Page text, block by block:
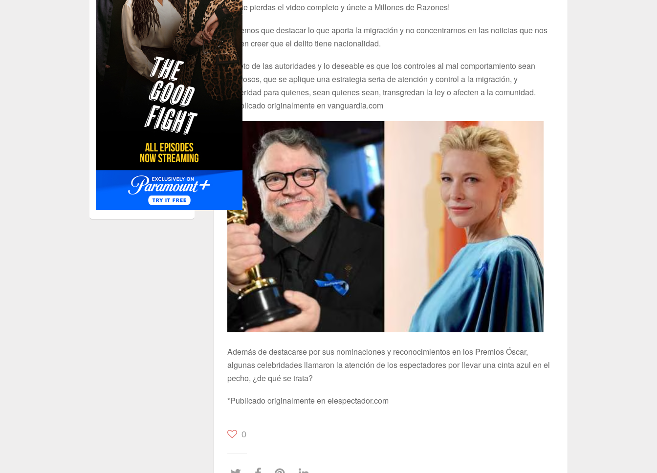
¡No te pierdas el video completo y únete a Millones de Razones!
Tenemos que destacar lo que aporta la migración y no concentrarnos en las noticias que nos
hacen creer que el delito tiene nacionalidad.
El reto de las autoridades y lo deseable es que los controles al mal comportamiento sean
rigurosos, que se aplique una estrategia seria de atención y control a la migración, y
severidad para quienes, sean quienes sean, transgredan la ley o afecten a la comunidad.
*Publicado originalmente en vanguardia.com
Además de destacarse por sus nominaciones y reconocimientos en los Premios Óscar,
algunas celebridades llamaron la atención de los espectadores por llevar una cinta azul en el
pecho, ¿de qué se trata?
*Publicado originalmente en elespectador.com
0